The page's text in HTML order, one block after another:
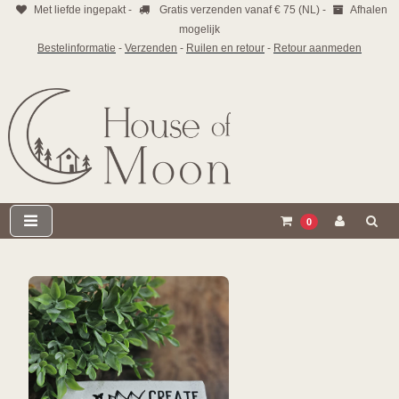
Met liefde ingepakt - Gratis verzenden vanaf € 75 (NL) -
Afhalen
mogelijk
Bestelinformatie - Verzenden - Ruilen en retour - Retour aanmeden
0